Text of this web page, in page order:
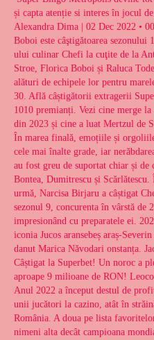
și capta atenție si interes în jocul
Alexandra Dima | 02 Dec 2022 •
Boboi este câştigătoarea sezonului
ului culinar Chefi la cuţite de la
Stroe, Florica Boboi și Raluca
alături de echipele lor pentru
30. Află câștigătorii extragerii
1010 premianți. Vezi cine merge la
din 2023 și cine a luat Mertzul de
În marea finală, emoțiile și
cele mai înalte grade, iar
au fost greu de suportat chiar și de
Bontea, Dumitrescu și Scărlătescu.
urmă, Narcisa Birjaru a câștigat
sezonul 9, concurenta în vârstă de
impresionând cu preparatele ei.
iconia Jucos aransebeș araș-
danut Marica Năvodari onstanța.
Câștigat la Superbet! Un noroc a
aproape 9 milioane de RON!
Anul 2022 a început destul de
unii jucători la cazino, atât în
România. A doua pe lista
nimeni alta decât campioana